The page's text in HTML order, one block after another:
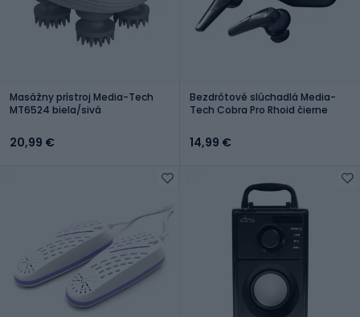
Masážny prístroj Media-Tech
MT6524 biela/sivá
20,99 €
Bezdrôtové slúchadlá Media-
Tech Cobra Pro Rhoid čierne
14,99 €